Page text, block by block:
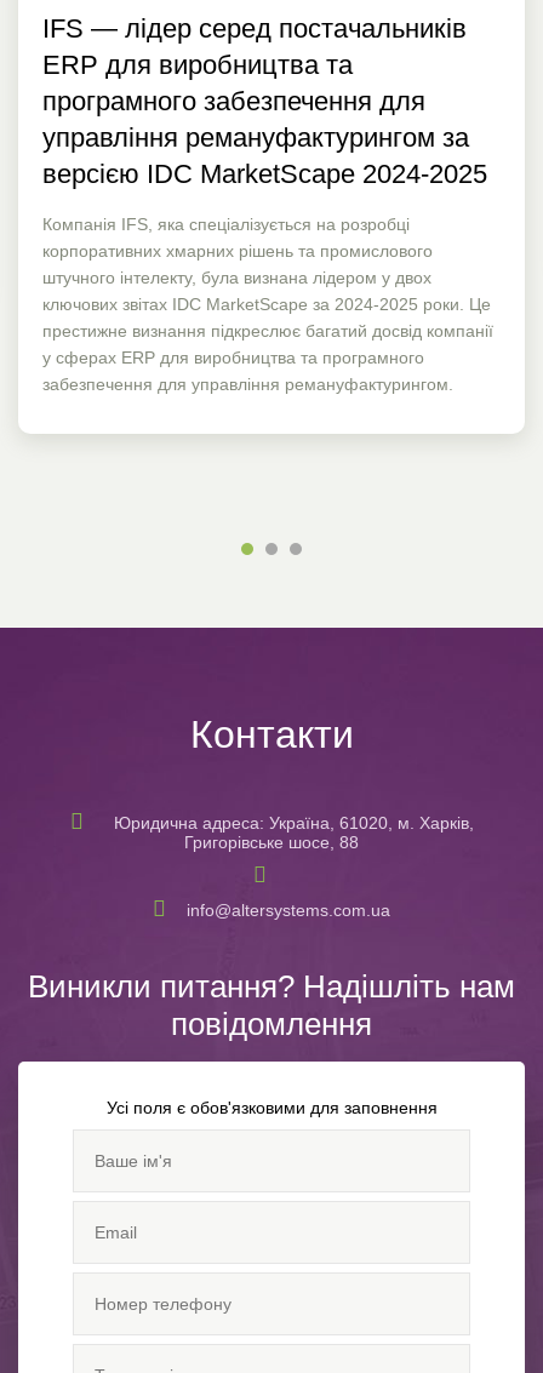
IFS — лідер серед постачальників
ERP для виробництва та
програмного забезпечення для
управління ремануфактурингом за
версією IDC MarketScape 2024-2025
Компанія IFS, яка спеціалізується на розробці
корпоративних хмарних рішень та промислового
штучного інтелекту, була визнана лідером у двох
ключових звітах IDC MarketScape за 2024-2025 роки. Це
престижне визнання підкреслює багатий досвід компанії
у сферах ERP для виробництва та програмного
забезпечення для управління ремануфактурингом.
Контакти
Юридична адреса: Україна, 61020, м. Харків,
Григорівське шосе, 88
info@altersystems.com.ua
Виникли питання? Надішліть нам
повідомлення
Усі поля є обов'язковими для заповнення